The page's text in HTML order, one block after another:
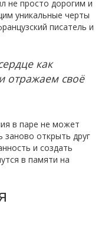
не просто дорогим и
уникальные черты
писатель и
как
отражаем своё
в паре не может
открыть друг
и создать
в памяти на